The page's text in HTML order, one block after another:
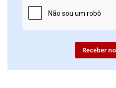
Receber